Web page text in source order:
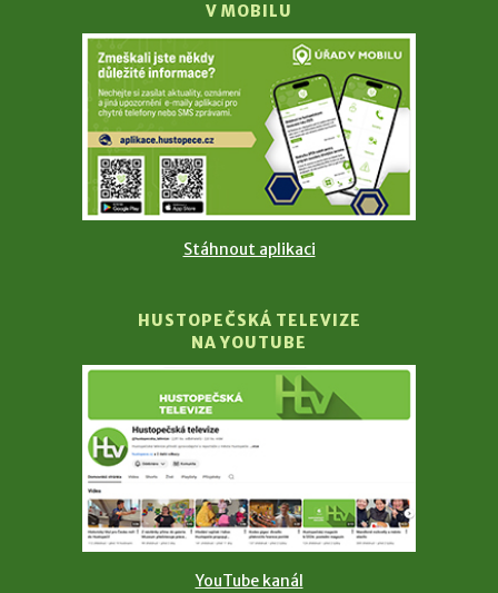
V MOBILU
Stáhnout aplikaci
HUSTOPEČSKÁ TELEVIZE
NA YOUTUBE
YouTube kanál